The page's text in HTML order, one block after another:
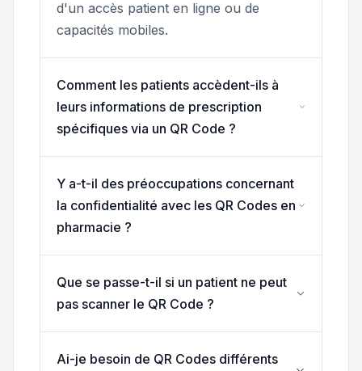
d'un accès patient en ligne ou de
capacités mobiles.
Comment les patients accèdent-ils à
leurs informations de prescription
spécifiques via un QR Code ?
Y a-t-il des préoccupations concernant
la confidentialité avec les QR Codes en
pharmacie ?
Que se passe-t-il si un patient ne peut
pas scanner le QR Code ?
Ai-je besoin de QR Codes différents